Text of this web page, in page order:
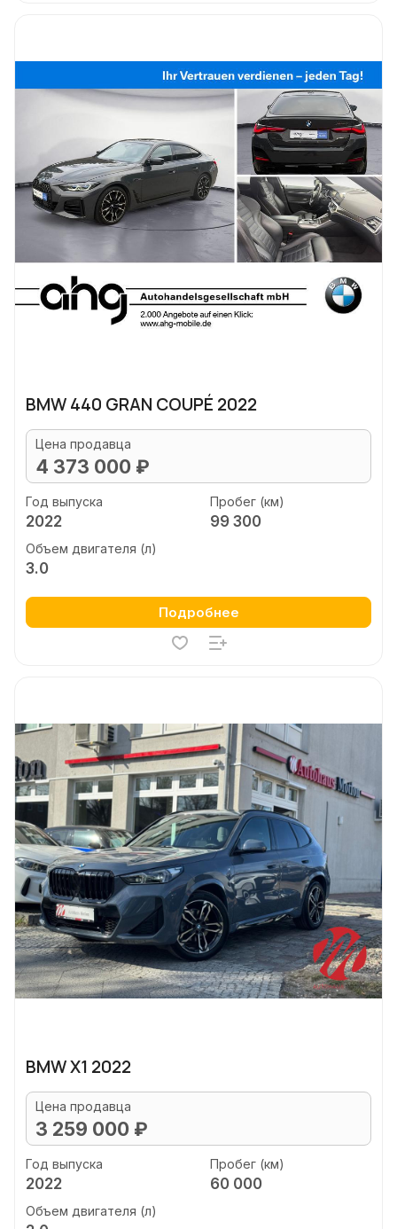
BMW 440 GRAN COUPÉ 2022
Цена продавца
4 373 000 ₽
Год выпуска
2022
Пробег (км)
99 300
Объем двигателя (л)
3.0
Подробнее
BMW X1 2022
Цена продавца
3 259 000 ₽
Год выпуска
2022
Пробег (км)
60 000
Объем двигателя (л)